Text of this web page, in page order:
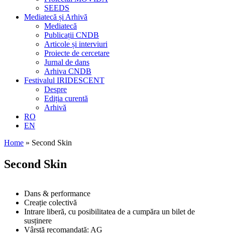
SEEDS
Mediatecă și Arhivă
Mediatecă
Publicații CNDB
Articole și interviuri
Proiecte de cercetare
Jurnal de dans
Arhiva CNDB
Festivalul IRIDESCENT
Despre
Ediția curentă
Arhivă
RO
EN
Home » Second Skin
Second Skin
Dans & performance
Creație colectivă
Intrare liberă, cu posibilitatea de a cumpăra un bilet de
susținere
Vârstă recomandată: AG